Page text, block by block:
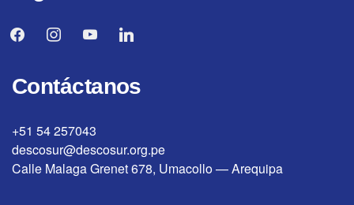
facebookinstagramyoutubelinkedin
Contáctanos
+51 54 257043
descosur@descosur.org.pe
Calle Malaga Grenet 678, Umacollo — Arequipa